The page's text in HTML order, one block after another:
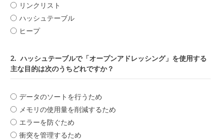
リンクリスト
ハッシュテーブル
ヒープ
2. ハッシュテーブルで「オープンアドレッシング」を使用する
主な目的は次のうちどれですか？
データのソートを行うため
メモリの使用量を削減するため
エラーを防ぐため
衝突を管理するため